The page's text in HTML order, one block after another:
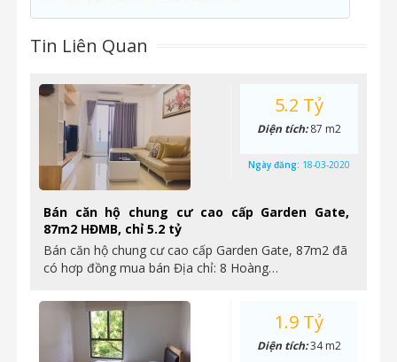
Tin Liên Quan
Bán căn hộ chung cư cao cấp Garden Gate,
87m2 HĐMB, chỉ 5.2 tỷ
Bán căn hộ chung cư cao cấp Garden Gate, 87m2 đã
có hơp đồng mua bán Địa chỉ: 8 Hoàng…
5.2 Tỷ
Diện tích:87 m2
Ngày đăng: 18-03-2020
1.9 Tỷ
Diện tích:34 m2